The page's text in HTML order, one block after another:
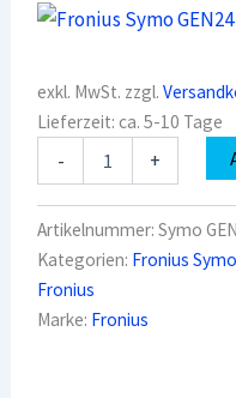
exkl. MwSt. zzgl.
Lieferzeit:ca. 5-10 Tage
-
Symo
SC
10.0
Standard
Menge
+
Artikelnummer:Symo
Kategorien: Fronius
Fronius
Marke: Fronius